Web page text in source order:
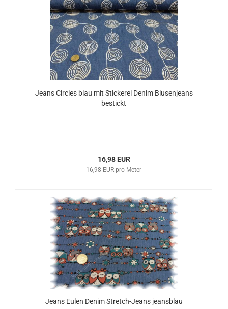
Jeans Circles blau mit Stickerei Denim Blusenjeans
bestickt
16,98 EUR
16,98 EUR pro Meter
Jeans Eulen Denim Stretch-Jeans jeansblau